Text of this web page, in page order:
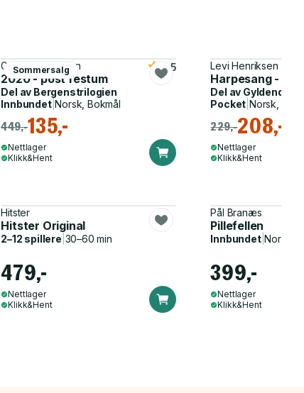
Sommersalg
Gunnar Staalesen
2020 - post festum
3.5
Del av Bergenstrilogien
Innbundet|Norsk, Bokmål
449,-135,-
Nettlager
Klikk&Hent
Levi Henriksen
Harpesang -
Del av Gyldendal
Pocket |Norsk,
229,-208,-
Nettlager
Klikk&Hent
Hitster
Hitster Original
2–12 spillere 30–60 min
479,-
Nettlager
Klikk&Hent
Pål Branæs
Pillefellen
Innbundet|Norsk,
399,-
Nettlager
Klikk&Hent